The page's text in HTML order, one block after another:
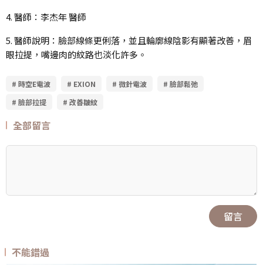
4. 醫師：李杰年 醫師
5. 醫師說明：臉部線條更俐落，並且輪廓線陰影有顯著改善，眉
眼拉提，嘴邊肉的紋路也淡化許多。
# 時空E電波 # EXION # 微針電波
# 臉部鬆弛
# 臉部拉提
# 改善皺紋
全部留言
留言
不能錯過